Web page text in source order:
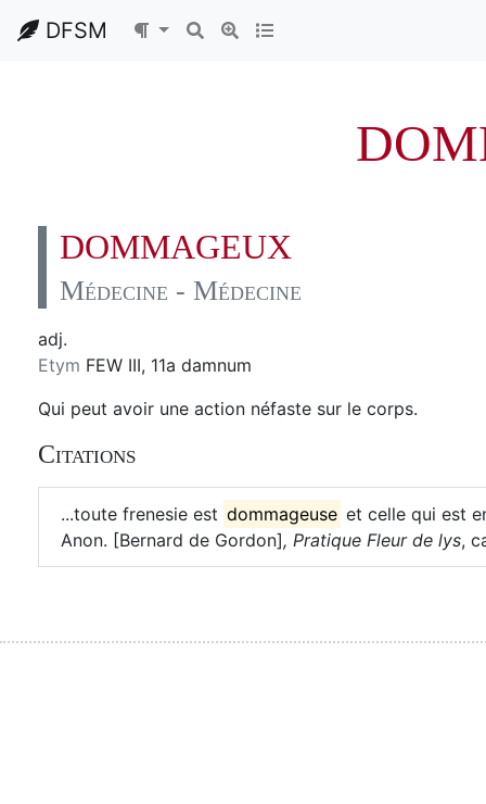
DFSM
DOMMAGEUX
Médecine - Médecine
adj.
Etym FEW III, 11a damnum
Qui peut avoir une action néfaste sur le corps.
Citations
...toute frenesie est dommageuse et celle qui est
Anon. [Bernard de Gordon], Pratique Fleur de lys,